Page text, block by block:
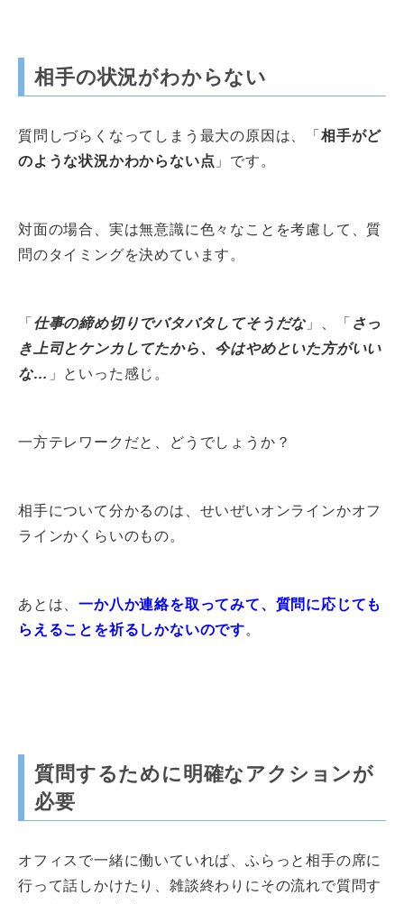
相手の状況がわからない
質問しづらくなってしまう最大の原因は、「 相手がど
のような状況かわからない点 」です。
対面の場合、実は無意識に色々なことを考慮して、質
問のタイミングを決めています。
「 仕事の締め切りでバタバタしてそうだな」、「 さっ
き上司とケンカしてたから、今はやめといた方がいい
な… 」といった感じ。
一方テレワークだと、どうでしょうか？
相手について分かるのは、せいぜいオンラインかオフ
ラインかくらいのもの。
あとは、一か八か連絡を取ってみて、質問に応じても
らえることを祈るしかないのです。
質問するために明確なアクションが
必要
オフィスで一緒に働いていれば、ふらっと相手の席に
行って話しかけたり、雑談終わりにその流れで質問す